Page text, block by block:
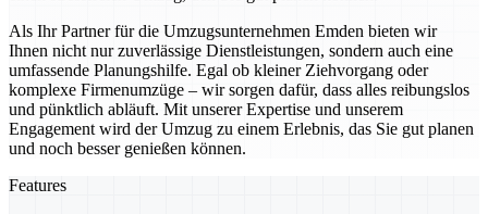
Als Ihr Partner für die Umzugsunternehmen Emden bieten wir
Ihnen nicht nur zuverlässige Dienstleistungen, sondern auch eine
umfassende Planungshilfe. Egal ob kleiner Ziehvorgang oder
komplexe Firmenumzüge – wir sorgen dafür, dass alles reibungslos
und pünktlich abläuft. Mit unserer Expertise und unserem
Engagement wird der Umzug zu einem Erlebnis, das Sie gut planen
und noch besser genießen können.
Features